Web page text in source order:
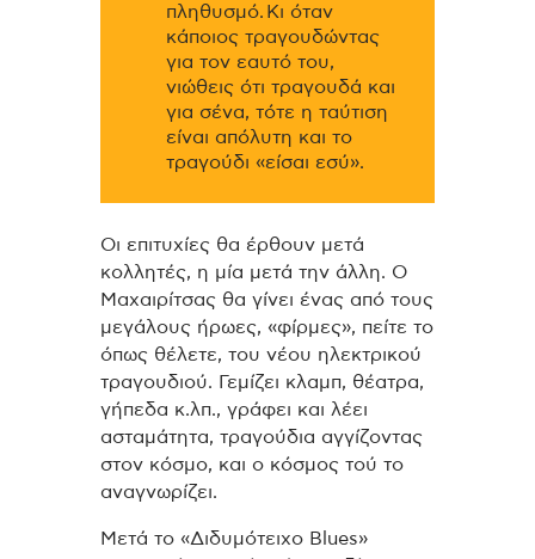
πληθυσμό. Κι όταν
κάποιος τραγουδώντας
για τον εαυτό του,
νιώθεις ότι τραγουδά και
για σένα, τότε η ταύτιση
είναι απόλυτη και το
τραγούδι «είσαι εσύ».
Οι επιτυχίες θα έρθουν μετά
κολλητές, η μία μετά την άλλη. Ο
Μαχαιρίτσας θα γίνει ένας από τους
μεγάλους ήρωες, «φίρμες», πείτε το
όπως θέλετε, του νέου ηλεκτρικού
τραγουδιού. Γεμίζει κλαμπ, θέατρα,
γήπεδα κ.λπ., γράφει και λέει
ασταμάτητα, τραγούδια αγγίζοντας
στον κόσμο, και ο κόσμος τού το
αναγνωρίζει.
Μετά το «Διδυμότειχο Blues»